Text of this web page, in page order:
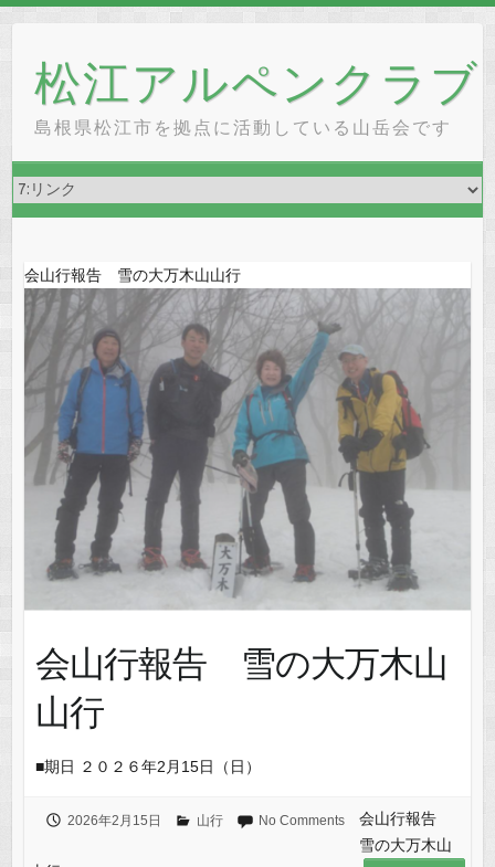
content松江アルペンクラブ
島根県松江市を拠点に活動している山岳会です
会山行報告 雪の大万木山山行
会山行報告 雪の大万木山
山行
■期日 ２０２６年2月15日（日）
2026年2月15日 山行 No Comments
会山行報告
雪の大万木山